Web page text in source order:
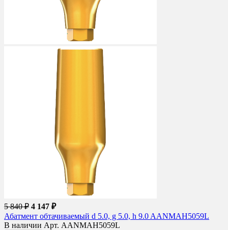
5 840 ₽ 4 147 ₽
Абатмент обтачиваемый d 5.0, g 5.0, h 9.0 AANMAH5059L
В наличии Арт. AANMAH5059L